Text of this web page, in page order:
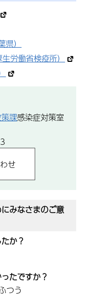
）
労働省検疫所）
課感染症対策室
みなさまのご意
か？
たですか？
つう